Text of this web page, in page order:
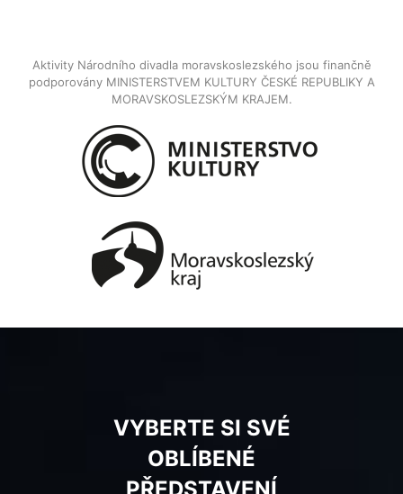
Aktivity Národního divadla moravskoslezského jsou finančně
podporovány MINISTERSTVEM KULTURY ČESKÉ REPUBLIKY A
MORAVSKOSLEZSKÝM KRAJEM.
VYBERTE SI SVÉ
OBLÍBENÉ